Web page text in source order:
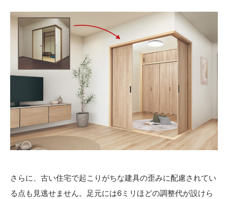
さらに、古い住宅で起こりがちな建具の歪みに配慮されてい
る点も見逃せません。足元には6ミリほどの調整代が設けら